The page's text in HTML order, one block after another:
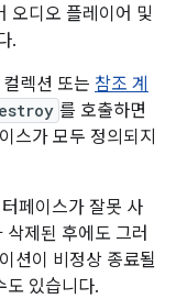
오디오 플레이어 및
.
렉션 또는 참조 계
를 호출하면
스가 모두 정의되지
페이스가 잘못 사
제된 후에도 그러
션이 비정상 종료될
도 있습니다.